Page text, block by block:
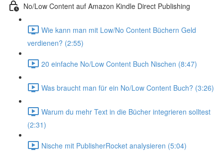
No/Low Content auf Amazon Kindle Direct Publishing
Wie kann man mit Low/No Content Büchern Geld
verdienen? (2:55)
20 einfache No/Low Content Buch Nischen (8:47)
Was braucht man für ein No/Low Content Buch? (3:26)
Warum du mehr Text in die Bücher integrieren solltest
(2:31)
Nische mit PublisherRocket analysieren (5:04)